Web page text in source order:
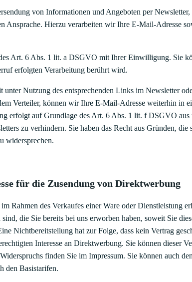
von Informationen und Angeboten per
Ansprache. Hierzu verarbeiten wir Ihre E-Mail-Adresse
Art. 6 Abs. 1 lit. a DSGVO mit Ihrer Einwilligung. Sie
erfolgten Verarbeitung berührt wird.
unter Nutzung des entsprechenden Links im Newsletter
Verteiler, können wir Ihre E-Mail-Adresse weiterhin in
erfolgt auf Grundlage des Art. 6 Abs. 1 lit. f DSGVO
zu verhindern. Sie haben das Recht aus Gründen,
widersprechen.
für die Zusendung von Direktwerbung
Rahmen des Verkaufes einer Ware oder Dienstleistung
die Sie bereits bei uns erworben haben, soweit Sie
Nichtbereitstellung hat zur Folge, dass kein Vertrag
Interesse an Direktwerbung. Sie können dieser
finden Sie im Impressum. Sie können auch
den Basistarifen.